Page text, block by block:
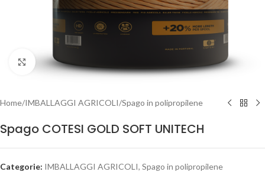
Clicca per ingrandire
Home/IMBALLAGGI AGRICOLI/Spago in polipropilene
Spago COTESI GOLD SOFT UNITECH
Categorie: IMBALLAGGI AGRICOLI, Spago in polipropilene